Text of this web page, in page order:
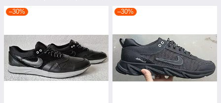
–30% –30%